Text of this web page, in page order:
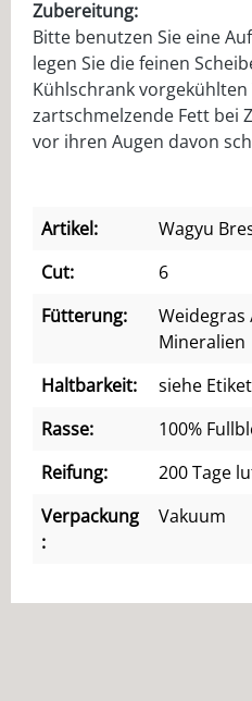
Zubereitung:
Bitte benutzen Sie eine
legen Sie die feinen
Kühlschrank
zartschmelzende Fett
vor ihren Augen davon
Artikel:
Wagyu
Cut:
6
Fütterung:
Weidegras
Mineralien
Haltbarkeit:
siehe
Rasse:
100%
Reifung:
200 Tage
Verpackung
:
Vakuum